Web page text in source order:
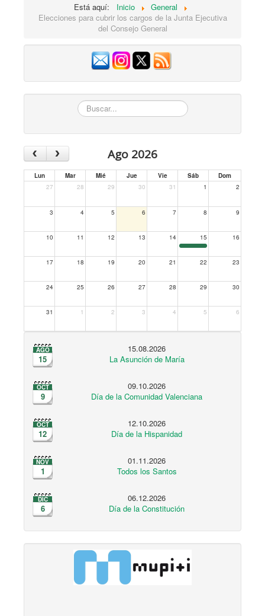
Está aquí:
Inicio
General
Elecciones para cubrir los cargos de la Junta Ejecutiva
del Consejo General
Buscar...
‹ › Ago 2026
Lun Mar Mié Jue Vie Sáb
Dom
27
28 29 30 31 1 2
3 4 5 6 7 8 9
10 11 12 13 14 15 16
17 18 19 20 21 22 23
24 25 26 27 28 29 30
31 1 2 3 4 5 6
AGO
15
15.08.2026
La Asunción de María
OCT
9
09.10.2026
Día de la Comunidad Valenciana
OCT
12
12.10.2026
Día de la Hispanidad
NOV
1
01.11.2026
Todos los Santos
DIC
6
06.12.2026
Día de la Constitución